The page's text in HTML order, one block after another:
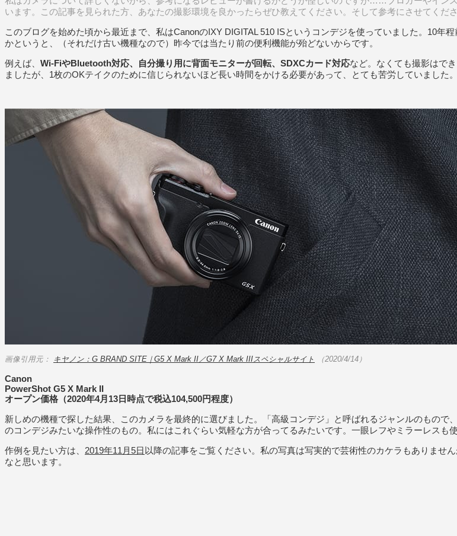
います。この記事を見られた方、あなたの撮影環境を良かったらぜひ教えてください。そして参考にさせてくださ
このブログを始めた頃から最近まで、私はCanonのIXY DIGITAL 510 ISというコンデジを使っていました。10年
かというと、（それだけ古い機種なので）昨今では当たり前の便利機能が殆どないからです。
例えば、 Wi-FiやBluetooth対応、自分撮り用に背面モニターが回転、SDXCカード対応など。なくても撮影はで
ましたが、1枚のOKテイクのために信じられないほど長い時間をかける必要があって、とても苦労していました。
画像引用元： キヤノン：G BRAND SITE｜G5 X Mark II／G7 X Mark IIIスペシャルサイト （2020/4/14）
Canon
PowerShot G5 X Mark II
オープン価格（2020年4月13日時点で税込104,500円程度）
新しめの機種で探した結果、このカメラを最終的に選びました。「高級コンデジ」と呼ばれるジャンルのもの
のコンデジみたいな操作性のもの。私にはこれぐらい気軽な方が合ってるみたいです。一眼レフやミラーレスも
作例を見たい方は、 2019年11月5日以降の記事をご覧ください。私の写真は写実的で芸術性のカケラもありませ
なと思います。